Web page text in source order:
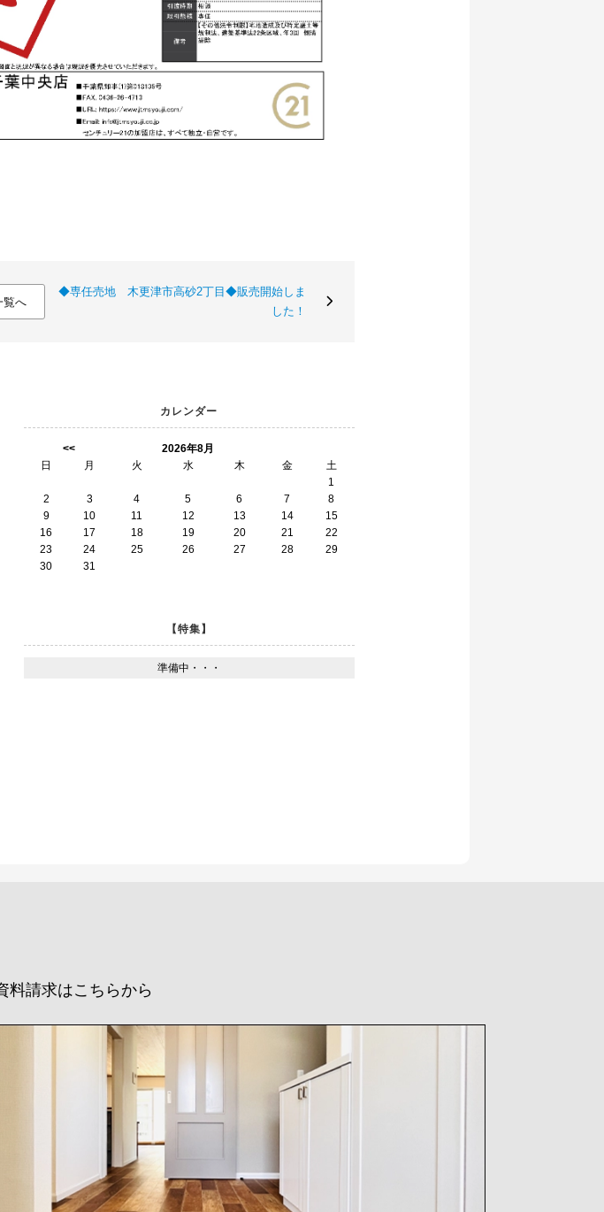
覧へ
◆専任売地 木更津市高砂2丁目◆販売開始しま
した！
カレンダー
<<
2026年8月
日
月 火 水 木 金
土
1
2
3 4 5 6 7
8
9
10 11 12 13 14
15
16
17 18 19 20 21
22
23
24 25 26 27 28
29
30
31
【特集】
準備中・・・
料請求はこちらから